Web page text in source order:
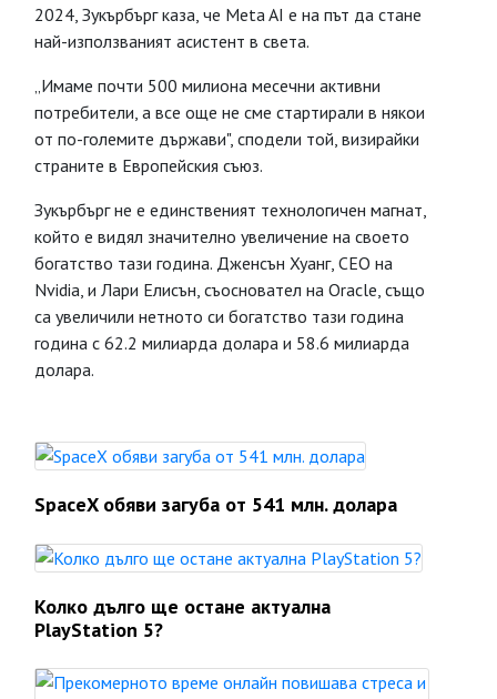
2024, Зукърбърг каза, че Meta AI е на път да стане
най-използваният асистент в света.
„Имаме почти 500 милиона месечни активни
потребители, а все още не сме стартирали в някои
от по-големите държави", сподели той, визирайки
страните в Европейския съюз.
Зукърбърг не е единственият технологичен магнат,
който е видял значително увеличение на своето
богатство тази година. Дженсън Хуанг, CEO на
Nvidia, и Лари Елисън, съосновател на Oracle, също
са увеличили нетното си богатство тази година
година с 62.2 милиарда долара и 58.6 милиарда
долара.
SpaceX обяви загуба от 541 млн. долара
Колко дълго ще остане актуална
PlayStation 5?